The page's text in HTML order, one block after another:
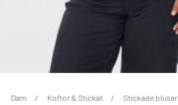
Dam Koftor & Stickat Stickade blusar